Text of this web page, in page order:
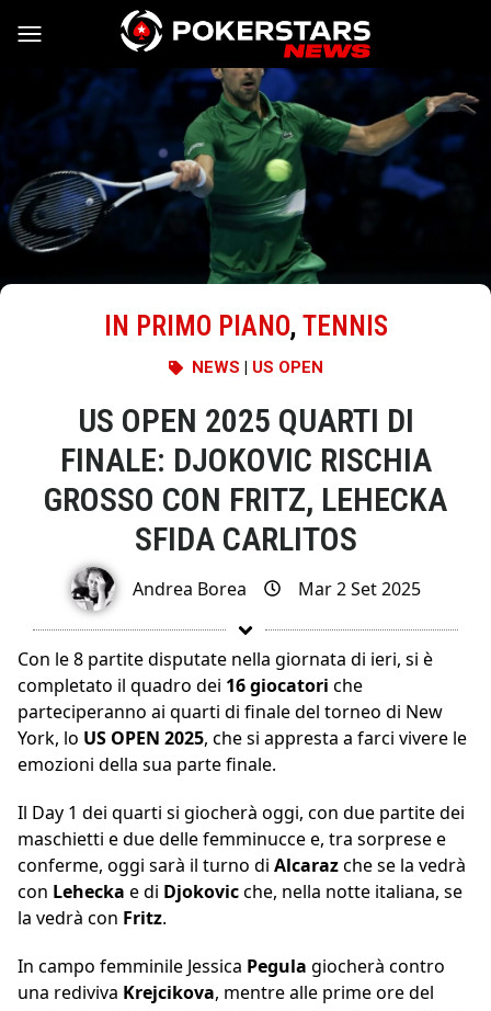
Vai al contenuto
IN PRIMO PIANO, TENNIS
NEWS US OPEN
US OPEN 2025 QUARTI DI
FINALE: DJOKOVIC RISCHIA
GROSSO CON FRITZ, LEHECKA
SFIDA CARLITOS
Andrea Borea Mar 2 Set 2025
Con le 8 partite disputate nella giornata di ieri, si è
completato il quadro dei 16 giocatori che
parteciperanno ai quarti di finale del torneo di New
York, lo US OPEN 2025, che si appresta a farci vivere le
emozioni della sua parte finale.
Il Day 1 dei quarti si giocherà oggi, con due partite dei
maschietti e due delle femminucce e, tra sorprese e
conferme, oggi sarà il turno di Alcarazche se la vedrà
con Lehecka e di Djokovicche, nella notte italiana, se
la vedrà con Fritz.
In campo femminile Jessica Pegula giocherà contro
una rediviva Krejcikova, mentre alle prime ore del